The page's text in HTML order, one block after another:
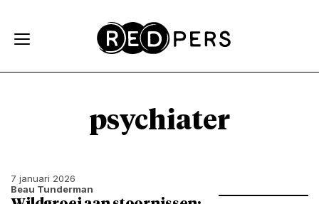
psychiater
7 januari 2026
Beau Tunderman